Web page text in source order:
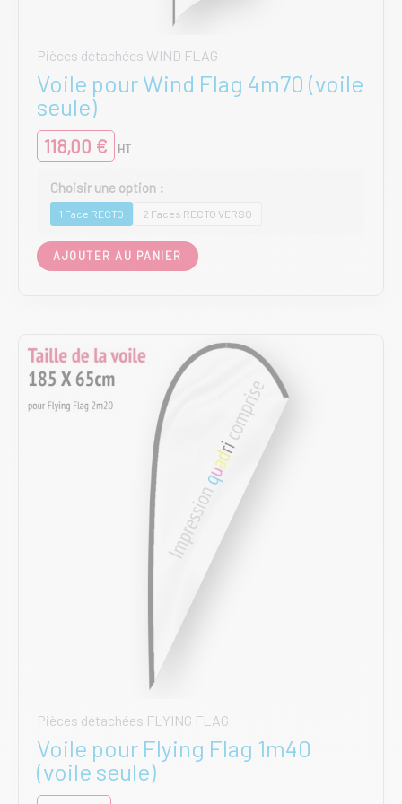
Pièces détachées WIND FLAG
Voile pour Wind Flag 4m70 (voile
seule)
118,00 € HT
1 Face RECTO 2 Faces RECTO VERSO
AJOUTER AU PANIER
produit
Les
options
choisies
page
du
produit
Pièces détachées FLYING FLAG
Voile pour Flying Flag 1m40
(voile seule)